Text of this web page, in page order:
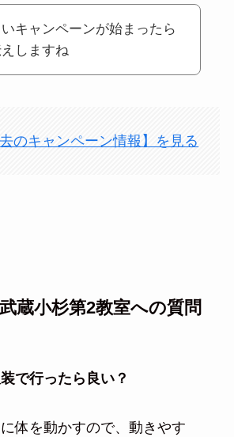
キャンペーンが始まったら
しますね
去のキャンペーン情報】を見る
蔵小杉第2教室への質問
で行ったら良い？
体を動かすので、動きやす